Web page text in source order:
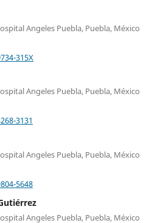
Angeles Puebla, Puebla, México
315X
Angeles Puebla, Puebla, México
3131
Angeles Puebla, Puebla, México
5648
Angeles Puebla, Puebla, México